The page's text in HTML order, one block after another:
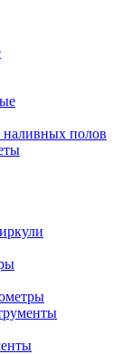
полов